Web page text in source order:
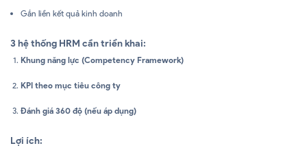
Gắn liền kết quả kinh doanh
3 hệ thống HRM cần triển khai:
Khung năng lực (Competency Framework)
KPI theo mục tiêu công ty
Đánh giá 360 độ (nếu áp dụng)
Lợi ích: